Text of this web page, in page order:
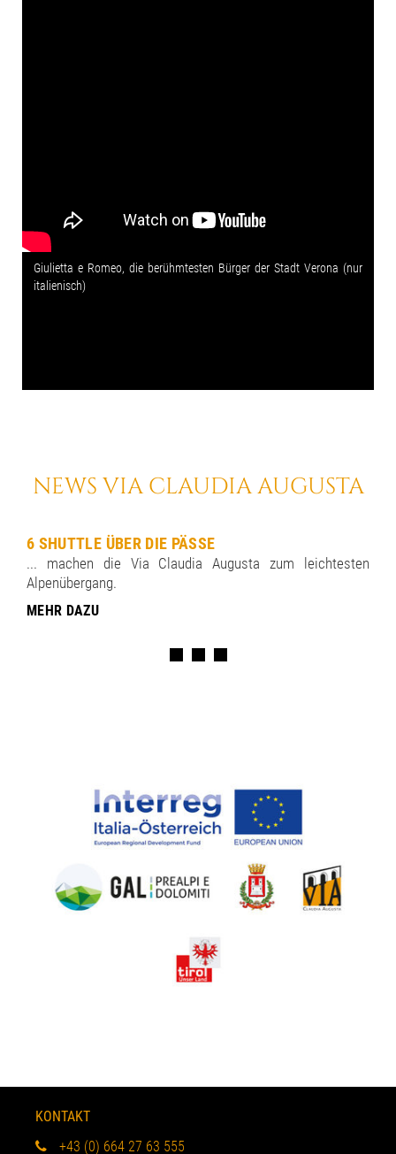
Giulietta e Romeo, die berühmtesten Bürger der Stadt Verona (nur
italienisch)
NEWS VIA CLAUDIA AUGUSTA
6 SHUTTLE ÜBER DIE PÄSSE
... machen die Via Claudia Augusta zum leichtesten
Alpenübergang.
MEHR DAZU
KONTAKT
+43 (0) 664 27 63 555